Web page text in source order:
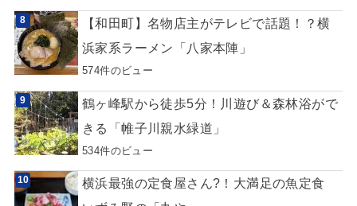
【和田町】名物店主がテレビで話題！？横
浜家系ラーメン「八家本陣」
574件のビュー
鶴ヶ峰駅から徒歩5分！川遊び＆森林浴がで
きる「帷子川親水緑道」
534件のビュー
横浜最強の定食屋さん?！大満足の魚定食